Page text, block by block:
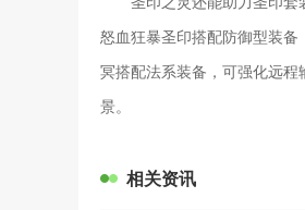
怒血狂暴圣印搭配防御型装
冥搭配法系装备，可强化远
景。
相关资讯